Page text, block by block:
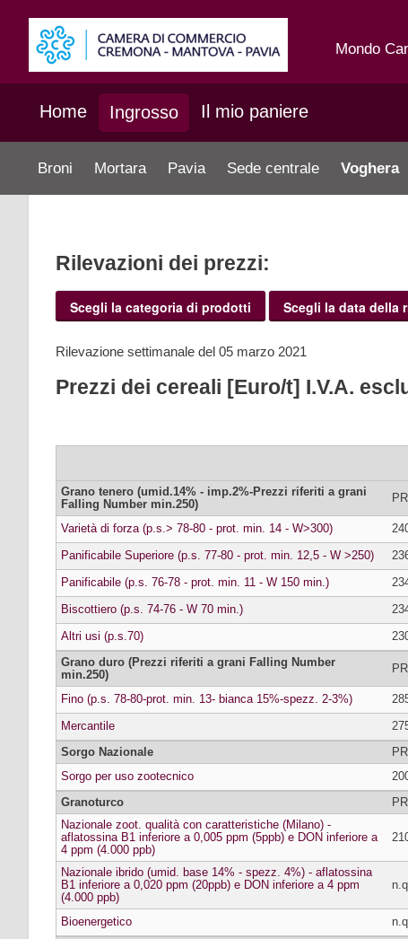
Mondo
Home Ingrosso Il mio paniere
Broni Mortara Pavia Sede centrale Voghera
Rilevazioni dei prezzi:
Scegli la categoria di prodotti Scegli la data della
Rilevazione settimanale del 05 marzo 2021
Prezzi dei cereali [Euro/t] I.V.A.
Grano tenero (umid.14% - imp.2%-Prezzi riferiti a grani
Falling Number min.250)
Varietà di forza (p.s.> 78-80 - prot. min. 14 - W>300)
Panificabile Superiore (p.s. 77-80 - prot. min. 12,5 - W >250)
Panificabile (p.s. 76-78 - prot. min. 11 - W 150 min.)
Biscottiero (p.s. 74-76 - W 70 min.)
Altri usi (p.s.70)
Grano duro (Prezzi riferiti a grani Falling Number
min.250)
Fino (p.s. 78-80-prot. min. 13- bianca 15%-spezz. 2-3%)
Mercantile
Sorgo Nazionale
Sorgo per uso zootecnico
Granoturco
Nazionale zoot. qualità con caratteristiche (Milano) -
aflatossina B1 inferiore a 0,005 ppm (5ppb) e DON inferiore a
4 ppm (4.000 ppb)
Nazionale ibrido (umid. base 14% - spezz. 4%) - aflatossina
B1 inferiore a 0,020 ppm (20ppb) e DON inferiore a 4 ppm
(4.000 ppb)
n.q.
Bioenergetico n.q.